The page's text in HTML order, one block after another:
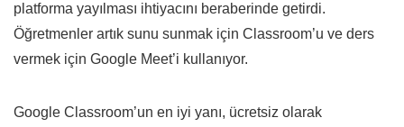
platforma yayılması ihtiyacını beraberinde getirdi.
Öğretmenler artık sunu sunmak için Classroom’u ve ders
vermek için Google Meet’i kullanıyor.
Google Classroom’un en iyi yanı, ücretsiz olarak